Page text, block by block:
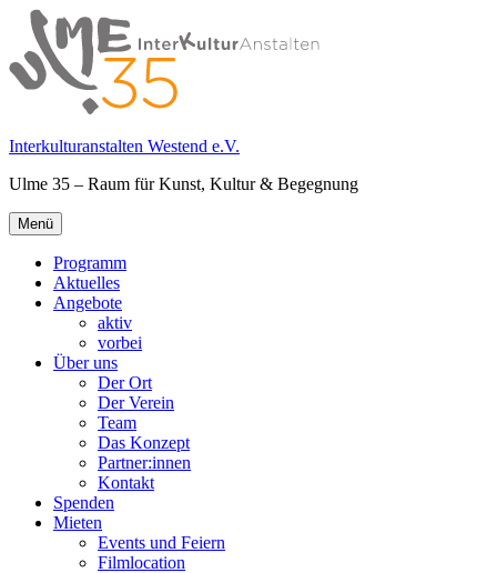
Springe
zum
Inhalt
Interkulturanstalten Westend e.V.
Ulme 35 – Raum für Kunst, Kultur & Begegnung
Primäres
Menü
Menü
Programm
Aktuelles
Angebote
aktiv
vorbei
Über uns
Der Ort
Der Verein
Team
Das Konzept
Partner:innen
Kontakt
Spenden
Mieten
Events und Feiern
Filmlocation